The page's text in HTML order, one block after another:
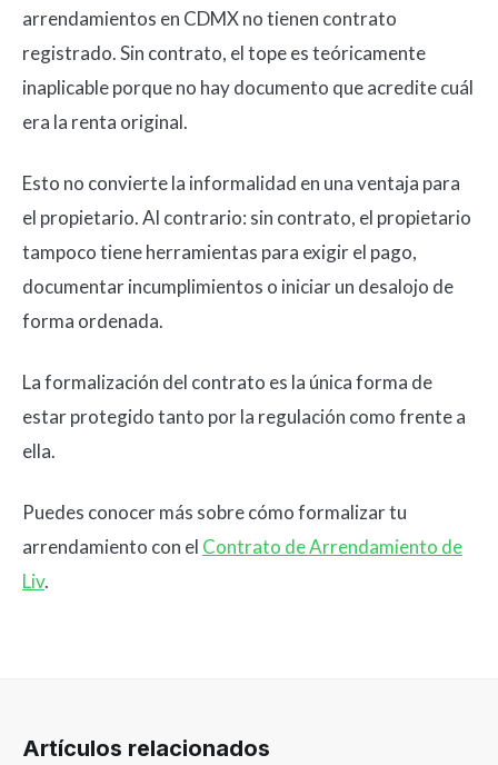
arrendamientos en CDMX no tienen contrato
registrado. Sin contrato, el tope es teóricamente
inaplicable porque no hay documento que acredite cuál
era la renta original.
Esto no convierte la informalidad en una ventaja para
el propietario. Al contrario: sin contrato, el propietario
tampoco tiene herramientas para exigir el pago,
documentar incumplimientos o iniciar un desalojo de
forma ordenada.
La formalización del contrato es la única forma de
estar protegido tanto por la regulación como frente a
ella.
Puedes conocer más sobre cómo formalizar tu
arrendamiento con el Contrato de Arrendamiento de
Liv.
Artículos relacionados